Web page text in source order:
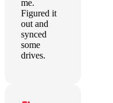
me.
Figured it
out and
synced
some
drives.